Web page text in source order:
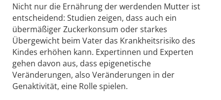
Nicht nur die Ernährung der werdenden Mutter ist
entscheidend: Studien zeigen, dass auch ein
übermäßiger Zuckerkonsum oder starkes
Übergewicht beim Vater das Krankheitsrisiko des
Kindes erhöhen kann. Expertinnen und Experten
gehen davon aus, dass epigenetische
Veränderungen, also Veränderungen in der
Genaktivität, eine Rolle spielen.